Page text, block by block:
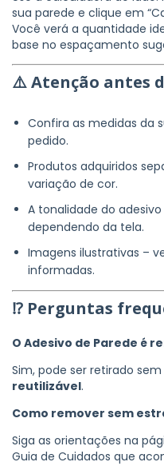
sua parede e clique em
Você verá a quantidade
base no espaçamento
⚠️Atenção antes
Confira as medidas da
pedido.
Produtos adquiridos
variação de cor.
A tonalidade do adesivo
dependendo da tela.
Imagens ilustrativas –
informadas.
⁉ Perguntas
O Adesivo de Parede é
Sim, pode ser retirado
reutilizável.
Como remover sem
Siga as orientações na
Guia de Cuidados que